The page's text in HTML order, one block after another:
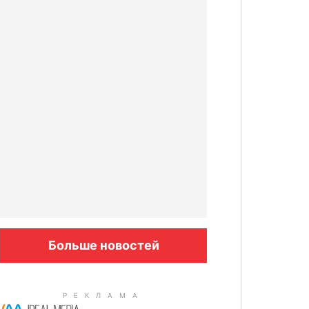
Больше новостей